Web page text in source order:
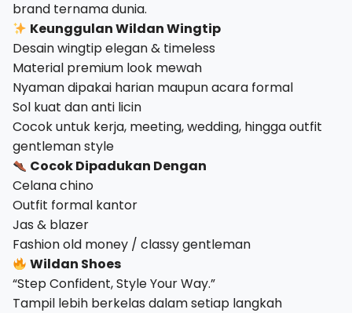
brand ternama dunia.
Keunggulan Wildan Wingtip
Desain wingtip elegan & timeless
Material premium look mewah
Nyaman dipakai harian maupun acara formal
Sol kuat dan anti licin
Cocok untuk kerja, meeting, wedding, hingga outfit
gentleman style
Cocok Dipadukan Dengan
Celana chino
Outfit formal kantor
Jas & blazer
Fashion old money / classy gentleman
Wildan Shoes
“Step Confident, Style Your Way.”
Tampil lebih berkelas dalam setiap langkah